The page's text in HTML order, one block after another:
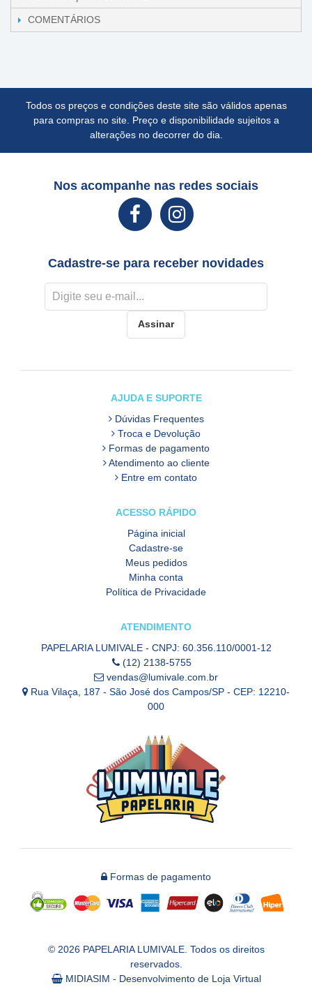
COMENTÁRIOS
Todos os preços e condições deste site são válidos apenas
para compras no site. Preço e disponibilidade sujeitos a
alterações no decorrer do dia.
Nos acompanhe nas redes sociais
Cadastre-se para receber novidades
Assinar
AJUDA E SUPORTE
Dúvidas Frequentes
Troca e Devolução
Formas de pagamento
Atendimento ao cliente
Entre em contato
ACESSO RÁPIDO
Página inicial
Cadastre-se
Meus pedidos
Minha conta
Política de Privacidade
ATENDIMENTO
PAPELARIA LUMIVALE - CNPJ: 60.356.110/0001-12
(12) 2138-5755
vendas@lumivale.com.br
Rua Vilaça, 187 - São José dos Campos/SP - CEP: 12210-
000
Formas de pagamento
© 2026 PAPELARIA LUMIVALE. Todos os direitos
reservados.
MIDIASIM - Desenvolvimento de Loja Virtual